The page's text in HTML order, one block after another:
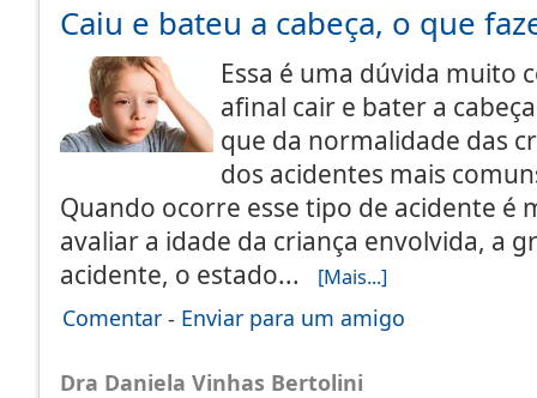
Caiu e bateu a cabeça, o que
Essa é uma dúvida muito
afinal cair e bater a
que da normalidade das
dos acidentes mais
Quando ocorre esse tipo de acidente é
avaliar a idade da criança envolvida, a
acidente, o estado...
[Mais...]
Comentar - Enviar para um amigo
Dra Daniela Vinhas Bertolini